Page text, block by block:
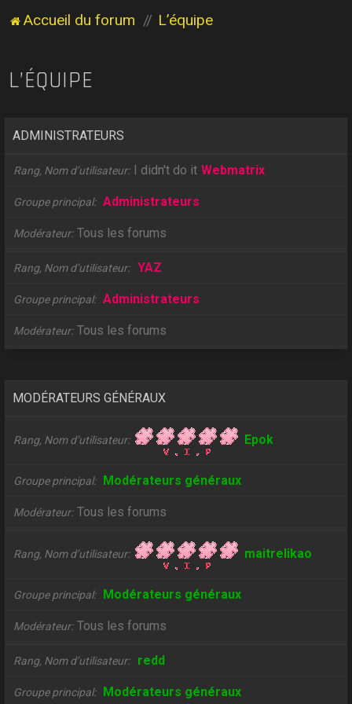
Accueil du forum L’équipe
L’ÉQUIPE
ADMINISTRATEURS
Rang, Nom d’utilisateur I didn't do it Webmatrix
Groupe principal Administrateurs
Modérateur Tous les forums
Rang, Nom d’utilisateur YAZ
Groupe principal Administrateurs
Modérateur Tous les forums
MODÉRATEURS GÉNÉRAUX
Rang, Nom d’utilisateur Epok
Groupe principal Modérateurs généraux
Modérateur Tous les forums
Rang, Nom d’utilisateur maitrelikao
Groupe principal Modérateurs généraux
Modérateur Tous les forums
Rang, Nom d’utilisateur redd
Groupe principal Modérateurs généraux